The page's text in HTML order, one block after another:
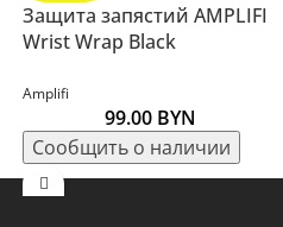
Защита запястий AMPLIFI
Wrist Wrap Black
Amplifi
99.00 BYN